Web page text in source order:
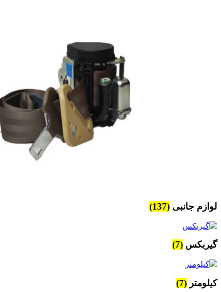
لوازم جانبی (137)
گیربکس (7)
کیلومتر (7)